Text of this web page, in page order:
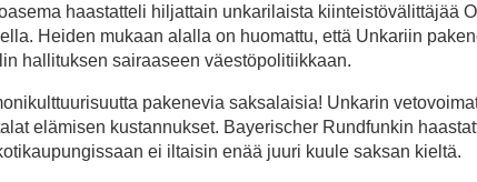
haastatteli hiljattain unkarilaista kiinteistövälittäjää
Heiden mukaan alalla on huomattu, että Unkariin
hallituksen sairaaseen väestöpolitiikkaan.
pakenevia saksalaisia! Unkarin
elämisen kustannukset. Bayerischer Rundfunkin
ei iltaisin enää juuri kuule saksan kieltä.